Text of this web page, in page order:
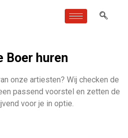
Boer huren
onze artiesten? Wij checken de
passend voorstel en zetten de
voor je in optie.